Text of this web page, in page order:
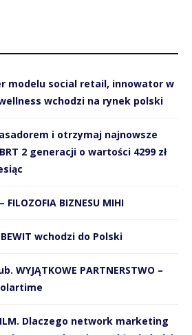
modelu social retail, innowator w
wchodzi na rynek polski
i otrzymaj najnowsze
2 generacji o wartości 4299 zł
FILOZOFIA BIZNESU MIHI
wchodzi do Polski
WYJĄTKOWE PARTNERSTWO –
MLM. Dlaczego network marketing